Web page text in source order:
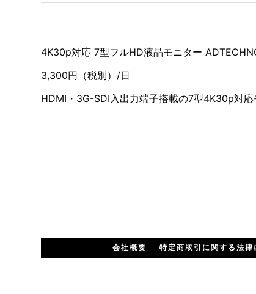
4K30p対応 7型フルHD液晶モニター
3,300円（税別）/日
HDMI・3G-SDI入出力端子搭載の7型4K30p対
会社概要 特定商取引に関する法律